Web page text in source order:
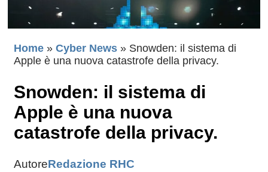
Home » Cyber News » Snowden: il sistema di
Apple è una nuova catastrofe della privacy.
Snowden: il sistema di
Apple è una nuova
catastrofe della privacy.
AutoreRedazione RHC